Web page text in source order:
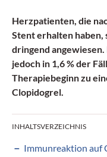
Herzpatienten, die
Stent erhalten haben,
dringend
jedoch in 1,6 % der
Therapiebeginn zu
Clopidogrel
INHALTSVERZEICHNIS
Immunreaktion auf